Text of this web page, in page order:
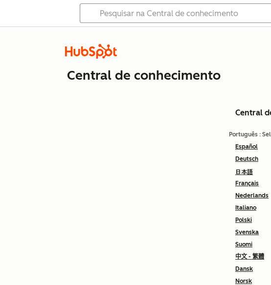
Central de conhecimento
Central
Português :
Español
Deutsch
日本語
Français
Nederlands
Italiano
Polski
Svenska
Suomi
中文 - 繁體
Dansk
Norsk